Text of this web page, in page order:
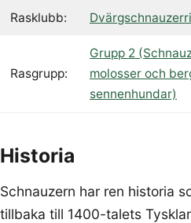
Rasklubb:
Rasgrupp:
Grupp 2
molosser och
sennenhundar)
Historia
Schnauzern har ren historia
tillbaka till 1400-talets